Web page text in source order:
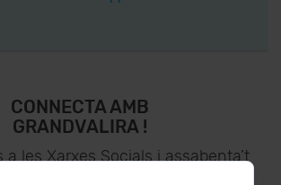
CONNECTA AMB
GRANDVALIRA !
les Xarxes Socials i assabenta’t